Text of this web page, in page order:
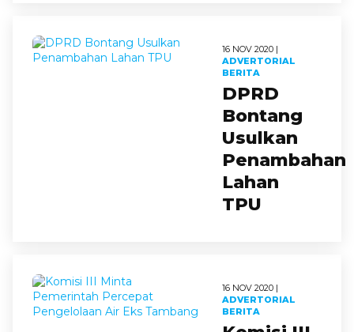
16 NOV 2020 |
ADVERTORIAL
BERITA
DPRD
Bontang
Usulkan
Penambahan
Lahan
TPU
16 NOV 2020 |
ADVERTORIAL
BERITA